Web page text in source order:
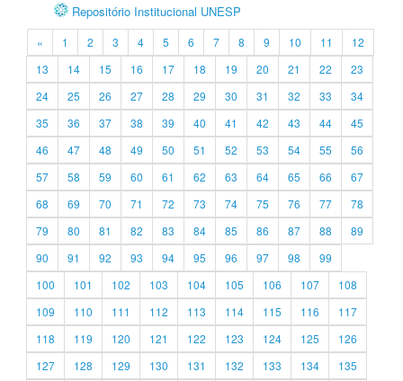
Repositório Institucional UNESP
« 1 2 3 4 5 6 7 8 9 10 11
12
13
14 15 16 17 18 19 20 21 22
23
24
25 26 27 28 29 30 31 32 33
34
35
36 37 38 39 40 41 42 43 44
45
46
47 48 49 50 51 52 53 54 55
56
57
58 59 60 61 62 63 64 65 66
67
68
69 70 71 72 73 74 75 76 77
78
79
80 81 82 83 84 85 86 87 88
89
90
91 92 93 94 95 96 97 98
99
100
101 102 103 104 105 106 107
108
109
110 111 112 113 114 115 116
117
118
119 120 121 122 123 124 125
126
127
128 129 130 131 132 133 134
135